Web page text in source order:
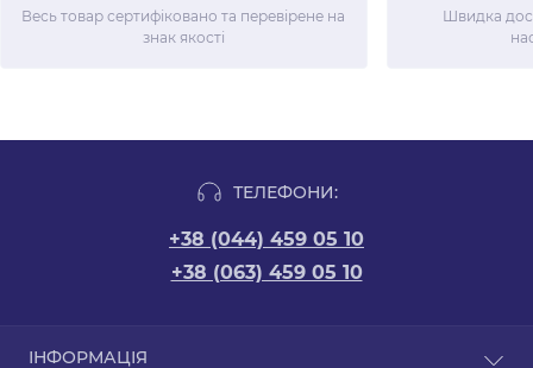
Весь товар сертифіковано та перевірене на
знак якості
Швидка
ТЕЛЕФОНИ:
+38 (044) 459 05 10
+38 (063) 459 05 10
ІНФОРМАЦІЯ